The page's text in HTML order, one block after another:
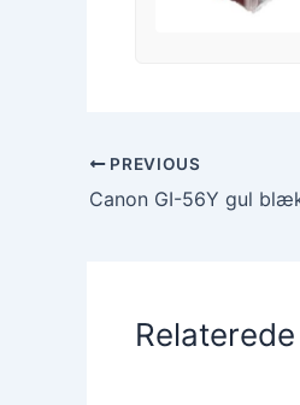
PREVIOUS
Canon GI-56Y gul